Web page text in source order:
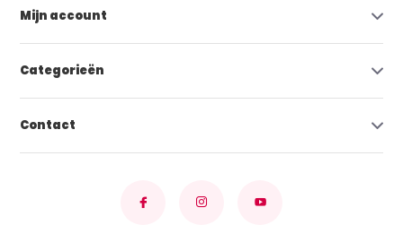
Mijn account
Categorieën
Contact